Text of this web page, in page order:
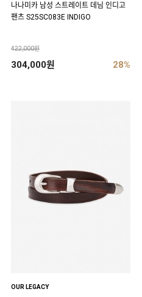
나나미카 남성 스트레이트 데님 인디고
팬츠 S25SC083E INDIGO
422,000원
304,000원 28%
OUR LEGACY